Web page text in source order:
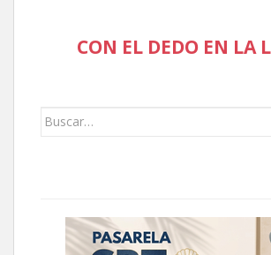
CON EL DEDO EN LA
Buscar: